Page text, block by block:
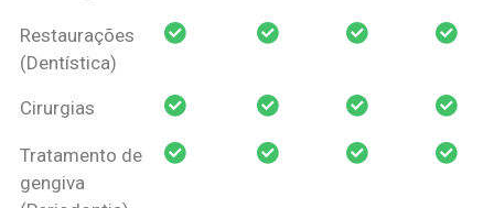
Restaurações
(Dentística)
Cirurgias
Tratamento de
gengiva